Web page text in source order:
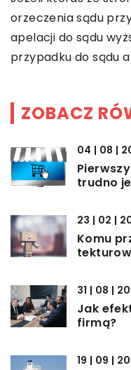
orzeczenia sądu
apelacji do sądu
przypadku do sądu
ZOBACZ
04 | 08 |
trudno
23 | 02 |
Komu
31 | 08 |
Jak
firmą?
19 | 09 |